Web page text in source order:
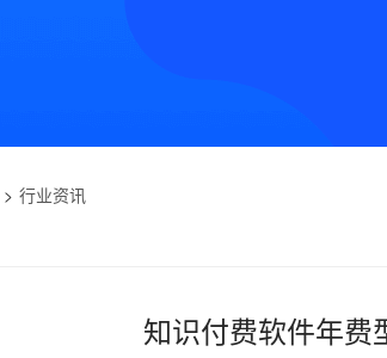
行业资讯
知识付费软件年费